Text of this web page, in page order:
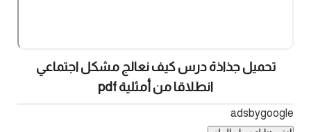
تحميل جذاذة درس كيف نعالج مشكل اجتماعي
انطلاقا من أمثلية pdf
adsbygoogle